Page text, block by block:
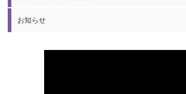
お知らせ